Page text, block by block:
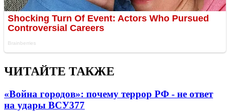
ЧИТАЙТЕ ТАКЖЕ
«Война городов»: почему террор РФ - не ответ
на удары ВСУ377